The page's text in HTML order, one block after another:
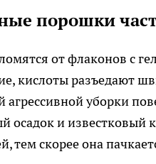
порошки
от флаконов с
кислоты разъедают
агрессивной уборки
осадок и известковый
тем скорее она